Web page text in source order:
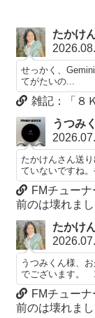
たかけ
せっかく、
てがたいの...
雑記：「８
うつみ
たかけんさん送
ていないですね
FMチュー
前のは壊れまし
たかけ
うつみくん様、
でございます。
FMチュー
前のは壊れまし